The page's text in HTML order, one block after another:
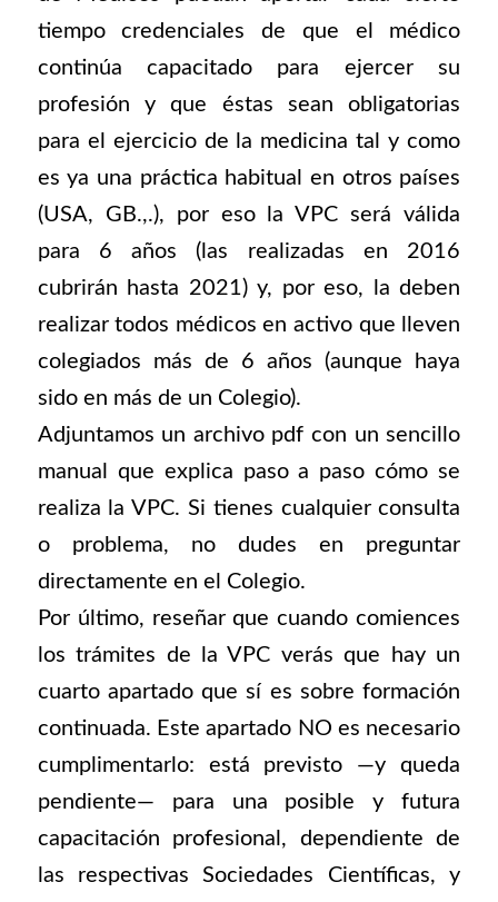
tiempo credenciales de que el médico
continúa capacitado para ejercer su
profesión y que éstas sean obligatorias
para el ejercicio de la medicina tal y como
es ya una práctica habitual en otros países
(USA, GB.,.), por eso la VPC será válida
para 6 años (las realizadas en 2016
cubrirán hasta 2021) y, por eso, la deben
realizar todos médicos en activo que lleven
colegiados más de 6 años (aunque haya
sido en más de un Colegio).
Adjuntamos un archivo pdf con un sencillo
manual que explica paso a paso cómo se
realiza la VPC. Si tienes cualquier consulta
o problema, no dudes en preguntar
directamente en el Colegio.
Por último, reseñar que cuando comiences
los trámites de la VPC verás que hay un
cuarto apartado que sí es sobre formación
continuada. Este apartado NO es necesario
cumplimentarlo: está previsto —y queda
pendiente— para una posible y futura
capacitación profesional, dependiente de
las respectivas Sociedades Científicas, y